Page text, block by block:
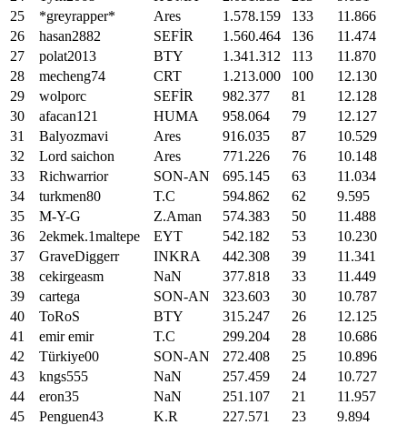
25
*greyrapper* Ares 1 .578.159 133 11 .866
26
hasan2882 SEFİR 1 .560.464 136 11 .474
27
polat2013 BTY 1 .341 .312 113 11 .870
28
mecheng74 CRT 1 .213.000 100 12.130
29
wolporc SEFİR 982.377 81 12.128
30
afacan121 HUMA 958.064 79 12.127
31
Balyozmavi Ares 916.035 87 10.529
32
Lord saichon Ares 771 .226 76 10.148
33
Richwarrior SON-AN 695.145 63 11 .034
34
turkmen80 T.C 594.862 62 9.595
35
M-Y-G Z.Aman 574.383 50 11 .488
36
2ekmek.1maltepe EYT 542.182 53 10.230
37
GraveDiggerr INKRA 442.308 39 11 .341
38
cekirgeasm NaN 377.818 33 11 .449
39
cartega SON-AN 323.603 30 10.787
40
ToRoS BTY 315.247 26 12.125
41
emir emir T.C 299.204 28 10.686
42
Türkiye00 SON-AN 272.408 25 10.896
43
kngs555 NaN 257.459 24 10.727
44
eron35 NaN 251 .107 21 11 .957
45
Penguen43 K.R 227.571 23 9.894